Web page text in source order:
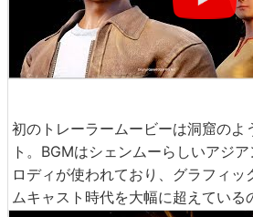
初のトレーラームービーは洞窟のよ
ト。BGMはシェンムーらしいアジ
ロディが使われており、グラフィッ
ムキャスト時代を大幅に超えている